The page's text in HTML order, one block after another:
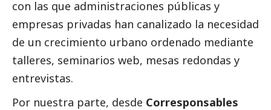
con las que administraciones públicas y
empresas privadas han canalizado la necesidad
de un crecimiento urbano ordenado mediante
talleres, seminarios web, mesas redondas y
entrevistas.
Por nuestra parte, desde Corresponsables